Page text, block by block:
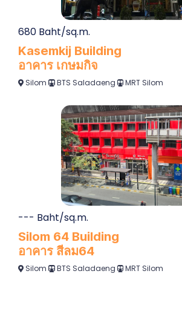
680 Baht/sq.m.
Kasemkij Building
อาคาร เกษมกิจ
Silom BTS Saladaeng MRT Silom
--- Baht/sq.m.
Silom 64 Building
อาคาร สีลม64
Silom BTS Saladaeng MRT Silom